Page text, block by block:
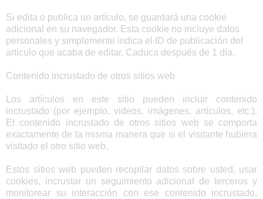
Si edita o publica un artículo, se guardará una cookie
adicional en su navegador. Esta cookie no incluye datos
personales y simplemente indica el ID de publicación del
artículo que acaba de editar. Caduca después de 1 día.
Contenido incrustado de otros sitios web
Los artículos en este sitio pueden incluir contenido
incrustado (por ejemplo, videos, imágenes, artículos, etc.).
El contenido incrustado de otros sitios web se comporta
exactamente de la misma manera que si el visitante hubiera
visitado el otro sitio web.
Estos sitios web pueden recopilar datos sobre usted, usar
cookies, incrustar un seguimiento adicional de terceros y
monitorear su interacción con ese contenido incrustado,